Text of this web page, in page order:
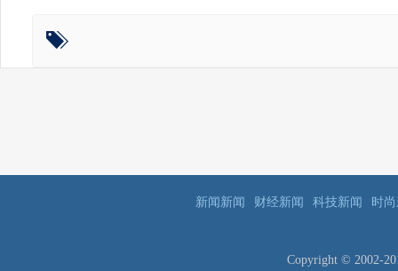
新闻新闻 财经新闻 科技新闻 时
Copyright © 2002-